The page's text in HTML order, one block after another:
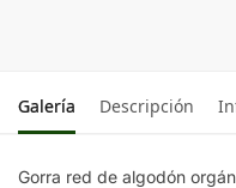
Galería Descripción
Gorra red de algodón